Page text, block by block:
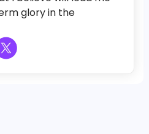
glory in the